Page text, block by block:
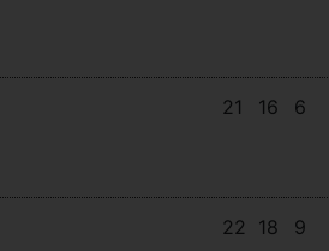
21 16 6
22 18 9